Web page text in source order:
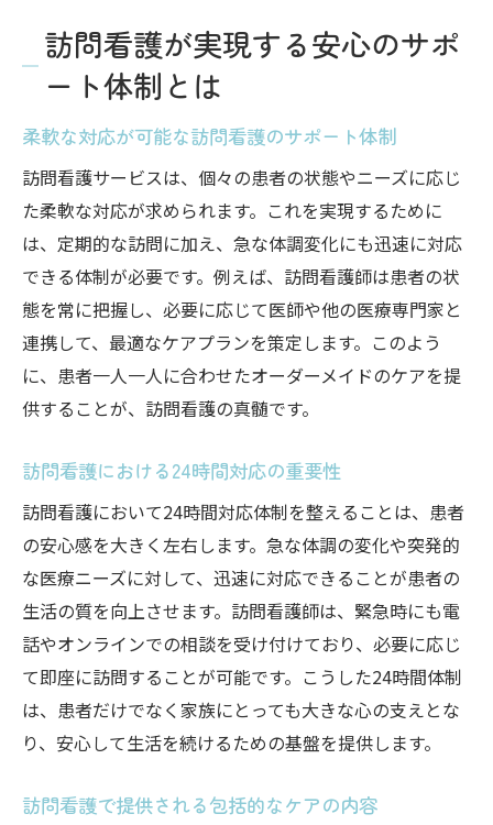
訪問看護が実現する安心のサポ
ート体制とは
柔軟な対応が可能な訪問看護のサポート体制
訪問看護サービスは、個々の患者の状態やニーズに応じ
た柔軟な対応が求められます。これを実現するために
は、定期的な訪問に加え、急な体調変化にも迅速に対応
できる体制が必要です。例えば、訪問看護師は患者の状
態を常に把握し、必要に応じて医師や他の医療専門家と
連携して、最適なケアプランを策定します。このよう
に、患者一人一人に合わせたオーダーメイドのケアを提
供することが、訪問看護の真髄です。
訪問看護における24時間対応の重要性
訪問看護において24時間対応体制を整えることは、患者
の安心感を大きく左右します。急な体調の変化や突発的
な医療ニーズに対して、迅速に対応できることが患者の
生活の質を向上させます。訪問看護師は、緊急時にも電
話やオンラインでの相談を受け付けており、必要に応じ
て即座に訪問することが可能です。こうした24時間体制
は、患者だけでなく家族にとっても大きな心の支えとな
り、安心して生活を続けるための基盤を提供します。
訪問看護で提供される包括的なケアの内容